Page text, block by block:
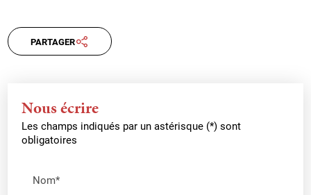
PARTAGER
Nous écrire
Les champs indiqués par un astérisque (*) sont
obligatoires
Nom*